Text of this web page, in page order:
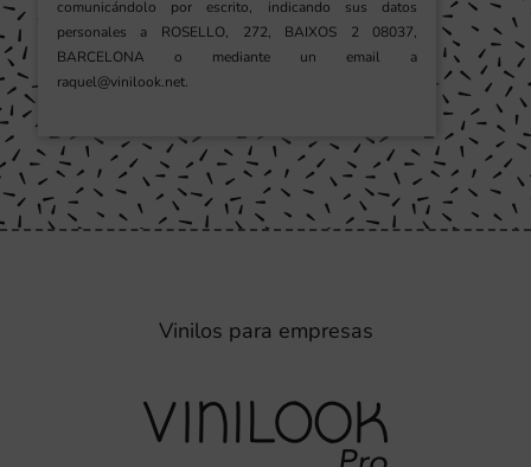
comunicándolo por escrito, indicando sus datos
personales a ROSELLO, 272, BAIXOS 2 08037,
BARCELONA o mediante un email a
raquel@vinilook.net.
Vinilos para empresas